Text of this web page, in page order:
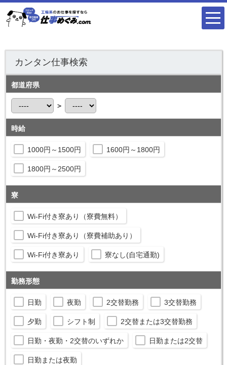
カンタン仕事検索
都道府県
＞
時給
1000円～1500円 1600円～1800円
1800円～2500円
寮
Wi-Fi付き寮あり（寮費無料）
Wi-Fi付き寮あり（寮費補助あり）
Wi-Fi付き寮あり 寮なし(自宅通勤)
勤務形態
日勤 夜勤 2交替勤務 3交替勤務
夕勤 シフト制 2交替または3交替勤務
日勤・夜勤・2交替のいずれか 日勤または2交替
日勤または夜勤